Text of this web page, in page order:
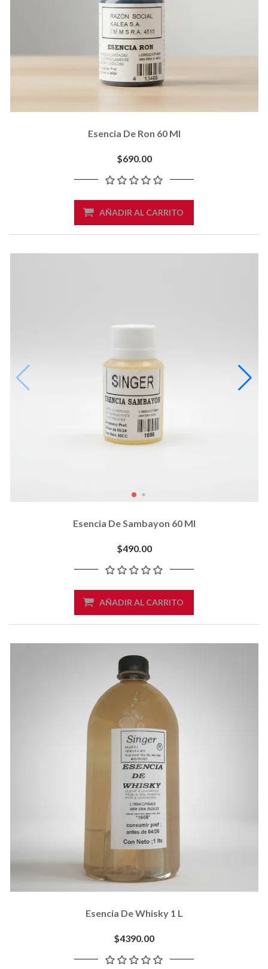
Esencia De Ron 60 Ml
$690.00
AÑADIR AL CARRITO
Esencia De Sambayon 60 Ml
$490.00
AÑADIR AL CARRITO
Esencia De Whisky 1 L
$4390.00